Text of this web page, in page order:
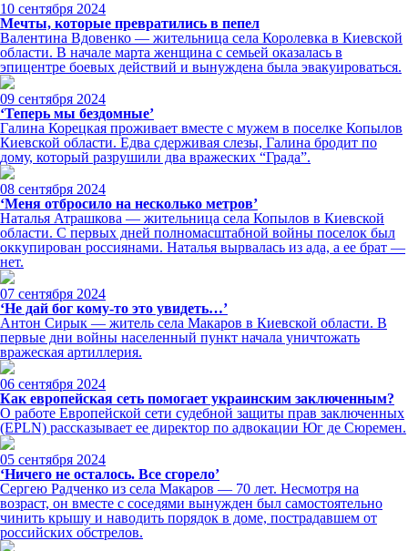
10 сентября 2024
Мечты, которые превратились в пепел
Валентина Вдовенко — жительница села Королевка в Киевской
области. В начале марта женщина с семьей оказалась в
эпицентре боевых действий и вынуждена была эвакуироваться.
09 сентября 2024
‘Теперь мы бездомные’
Галина Корецкая проживает вместе с мужем в поселке Копылов
Киевской области. Едва сдерживая слезы, Галина бродит по
дому, который разрушили два вражеских “Града”.
08 сентября 2024
‘Меня отбросило на несколько метров’
Наталья Атрашкова — жительница села Копылов в Киевской
области. С первых дней полномасштабной войны поселок был
оккупирован россиянами. Наталья вырвалась из ада, а ее брат —
нет.
07 сентября 2024
‘Не дай бог кому-то это увидеть…’
Антон Сирык — житель села Макаров в Киевской области. В
первые дни войны населенный пункт начала уничтожать
вражеская артиллерия.
06 сентября 2024
Как европейская сеть помогает украинским заключенным?
О работе Европейской сети судебной защиты прав заключенных
(EPLN) рассказывает ее директор по адвокации Юг де Сюремен.
05 сентября 2024
‘Ничего не осталось. Все сгорело’
Сергею Радченко из села Макаров — 70 лет. Несмотря на
возраст, он вместе с соседями вынужден был самостоятельно
чинить крышу и наводить порядок в доме, пострадавшем от
российских обстрелов.